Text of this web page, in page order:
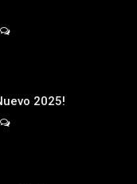
2025!